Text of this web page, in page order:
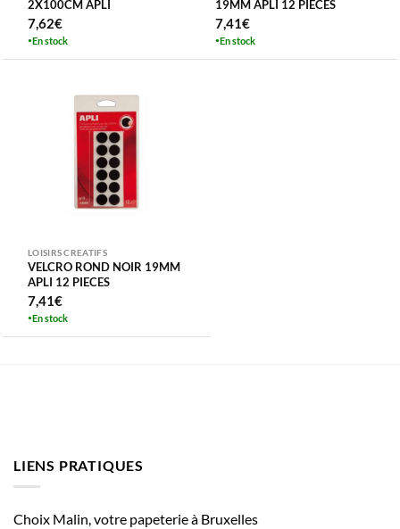
2X100CM APLI
7,62€
En stock
19MM APLI 12 PIECES
7,41€
En stock
LOISIRS CREATIFS
VELCRO ROND NOIR 19MM
APLI 12 PIECES
7,41€
En stock
LIENS PRATIQUES
Choix Malin, votre papeterie à Bruxelles